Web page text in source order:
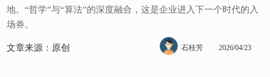
地。“哲学”与“算法”的深度融合，这是企业进入下一个时代的入
场券。
文章来源：原创 石桂芳 2026/04/23